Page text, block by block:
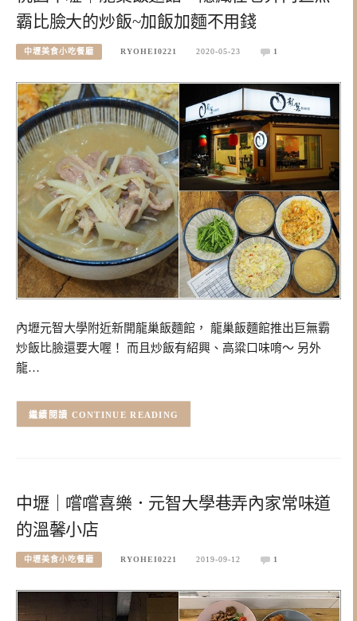
霸比臉大的炒飯~加飯加麵不用錢
中壢美食小吃餐廳 RYOHEI0221 2020-05-23 1
內壢元智大學附近新開龍巢飯麵館， 龍巢飯麵館推出巨無霸
炒飯比臉還要大喔！ 而且炒飯有紹興、高粱口味唷～ 另外
龍…
CONTINUE READING
中壢｜嚐嚐喜樂．元智大學巷弄內家常味道
的溫馨小店
中壢美食小吃餐廳 RYOHEI0221 2019-09-12 1